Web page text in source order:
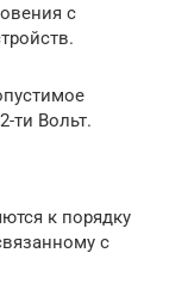
с
ти Вольт.
к порядку
с